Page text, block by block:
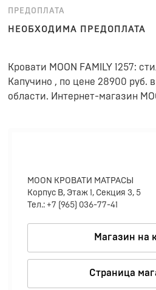
ПРЕДОПЛАТА
НЕОБХОДИМА ПРЕДОПЛАТА
Кровати MOON FAMILY 1257:
Капучино , по цене 28900 руб.
области. Интернет-магазин
MOON КРОВАТИ МАТРАСЫ
Корпус В, Этаж 1, Секция 3, 5
Тел.: +7 (965) 036-77-41
Магазин на
Страница